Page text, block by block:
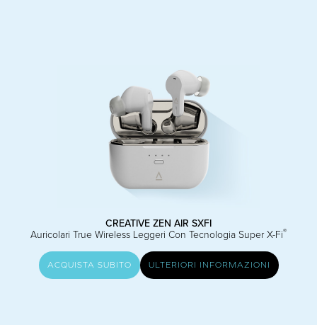
CREATIVE ZEN AIR SXFI
Auricolari True Wireless Leggeri Con Tecnologia Super X-Fi®
ACQUISTA SUBITO ULTERIORI INFORMAZIONI